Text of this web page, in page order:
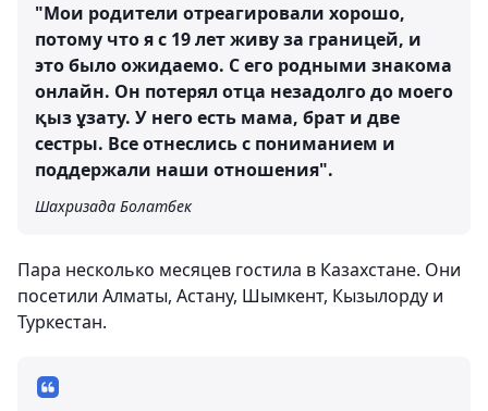
"Мои родители отреагировали хорошо,
потому что я с 19 лет живу за границей, и
это было ожидаемо. С его родными знакома
онлайн. Он потерял отца незадолго до моего
қыз ұзату. У него есть мама, брат и две
сестры. Все отнеслись с пониманием и
поддержали наши отношения".
Шахризада Болатбек
Пара несколько месяцев гостила в Казахстане. Они
посетили Алматы, Астану, Шымкент, Кызылорду и
Туркестан.